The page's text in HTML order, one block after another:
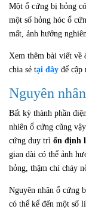
Một ổ cứng bị hỏng
một số hỏng hóc ổ
mất, ảnh hưởng
Xem thêm bài viết về
chia sẻ tại đây để cập
Nguyên
Bất kỳ thành phần
nhiên ổ cứng cũng
cứng duy trì ổn định
gian dài có thể ảnh
hỏng, thậm chí cháy
Nguyên nhân ổ cứng
có thể kể đến một số